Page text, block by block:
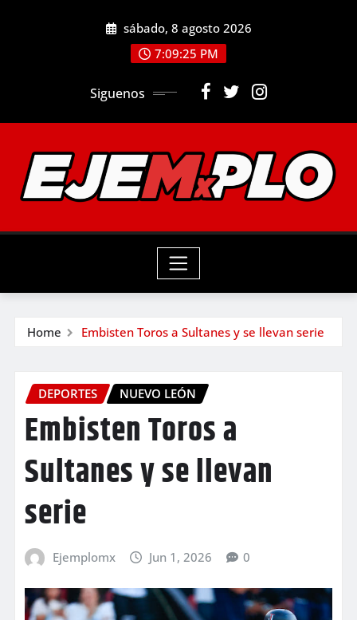
sábado, 8 agosto 2026
7:09:27 PM
Siguenos
Home Embisten Toros a Sultanes y se llevan serie
DEPORTES NUEVO LEÓN
Embisten Toros a
Sultanes y se llevan
serie
Ejemplomx Jun 1, 2026 0